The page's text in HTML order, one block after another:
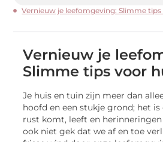
Vernieuw je leefomgeving: Slimme
Vernieuw je
Slimme tips voor
Je huis en tuin zijn meer dan
hoofd en een stukje grond; het
rust komt, leeft en
ook niet gek dat we af en toe